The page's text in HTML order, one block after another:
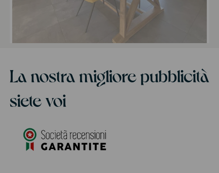
La nostra migliore pubblicità
siete voi